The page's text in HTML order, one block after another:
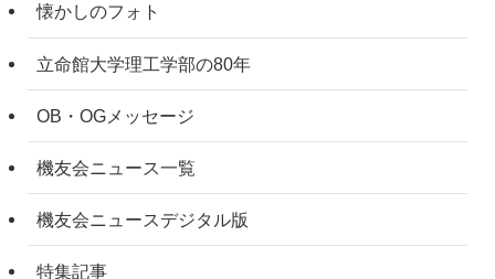
懐かしのフォト
立命館大学理工学部の80年
OB・OGメッセージ
機友会ニュース一覧
機友会ニュースデジタル版
特集記事